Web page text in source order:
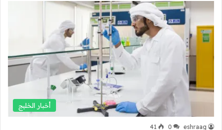
أخبار الخليج
eshraag
0
41